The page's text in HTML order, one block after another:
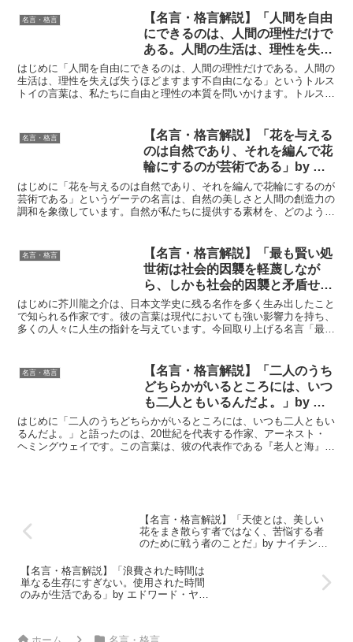
名言・格言
【名言・格言解説】「人間を自由
にできるのは、人間の理性だけで
ある。人間の生活は、理性を失え
ば失うほどますます不自由にな
る」by トルストイの深い意味と
得られる教訓
はじめに「人間を自由にできるのは、人間の理性だけである。人間の
生活は、理性を失えば失うほどますます不自由になる」というトルス
トイの言葉は、私たちに自由と理性の本質を問いかけます。トルスト
名言・格言
【名言・格言解説】「花を与える
のは自然であり、それを編んで花
輪にするのが芸術である」by ゲ
ーテの深い意味と得られる教訓
はじめに「花を与えるのは自然であり、それを編んで花輪にするのが
芸術である」というゲーテの名言は、自然の美しさと人間の創造力の
調和を象徴しています。自然が私たちに提供する素材を、どのように
名言・格言
【名言・格言解説】「最も賢い処
世術は社会的因襲を軽蔑しなが
ら、しかも社会的因襲と矛盾せぬ
生活をすることである。」by 芥
川龍之介の深い意味と得られる教
訓
はじめに芥川龍之介は、日本文学史に残る名作を多く生み出したこと
で知られる作家です。彼の言葉は現代においても強い影響力を持ち、
多くの人々に人生の指針を与えています。今回取り上げる名言「最も
名言・格言
【名言・格言解説】「二人のうち
どちらかがいるところには、いつ
も二人ともいるんだよ。」by ヘ
ミングウェイの深い意味と得られ
る教訓
はじめに「二人のうちどちらかがいるところには、いつも二人ともい
るんだよ。」と語ったのは、20世紀を代表する作家、アーネスト・
ヘミングウェイです。この言葉は、彼の代表作である『老人と海』の
【名言・格言解説】「天使とは、美しい
花をまき散らす者ではなく、苦悩する者
のために戦う者のことだ」by ナイチンゲ
【名言・格言解説】「浪費された時間は
単なる生存にすぎない。使用された時間
のみが生活である」by エドワード・ヤン